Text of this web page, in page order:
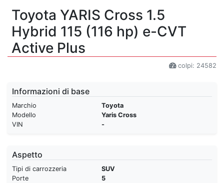
Toyota YARIS Cross 1.5
Hybrid 115 (116 hp) e-CVT
Active Plus
colpi: 24582
Informazioni di base
Marchio
Toyota
Modello
Yaris Cross
VIN
-
Aspetto
Tipi di carrozzeria
SUV
Porte
5